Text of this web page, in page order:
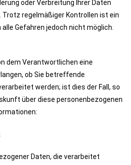
oder Verbreitung Ihrer Daten
regelmäßiger Kontrollen ist ein
Gefahren jedoch nicht möglich.
dem Verantwortlichen eine
ob Sie betreffende
werden; ist dies der Fall, so
über diese personenbezogenen
Daten, die verarbeitet